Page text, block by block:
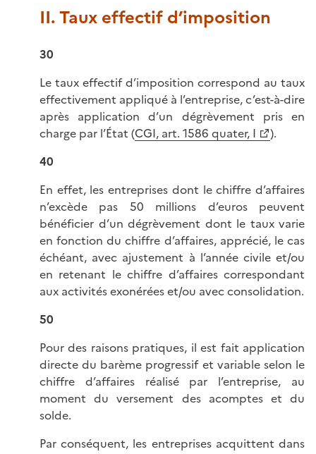
II. Taux effectif d’imposition
30
Le taux effectif d’imposition correspond au taux
effectivement appliqué à l’entreprise, c’est-à-dire
après application d’un dégrèvement pris en
charge par l’État (CGI, art. 1586 quater, I
).
40
En effet, les entreprises dont le chiffre d’affaires
n’excède pas 50 millions d’euros peuvent
bénéficier d’un dégrèvement dont le taux varie
en fonction du chiffre d’affaires, apprécié, le cas
échéant, avec ajustement à l’année civile et/ou
en retenant le chiffre d’affaires correspondant
aux activités exonérées et/ou avec consolidation.
50
Pour des raisons pratiques, il est fait application
directe du barème progressif et variable selon le
chiffre d’affaires réalisé par l’entreprise, au
moment du versement des acomptes et du
solde.
Par conséquent, les entreprises acquittent dans